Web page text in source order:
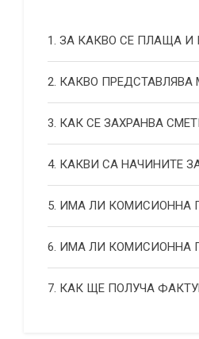
1. ЗА КАКВО СЕ ПЛАЩА И
2. КАКВО ПРЕДСТАВЛЯВА
3. КАК СЕ ЗАХРАНВА
4. КАКВИ СА НАЧИНИТЕ
5. ИМА ЛИ КОМИСИОННА
6. ИМА ЛИ КОМИСИОННА
7. КАК ЩЕ ПОЛУЧА